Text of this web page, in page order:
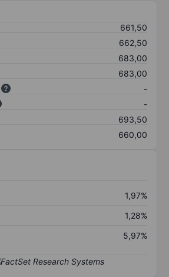
661,50
662,50
683,00
683,00
-
-
693,50
660,00
1,97%
1,28%
5,97%